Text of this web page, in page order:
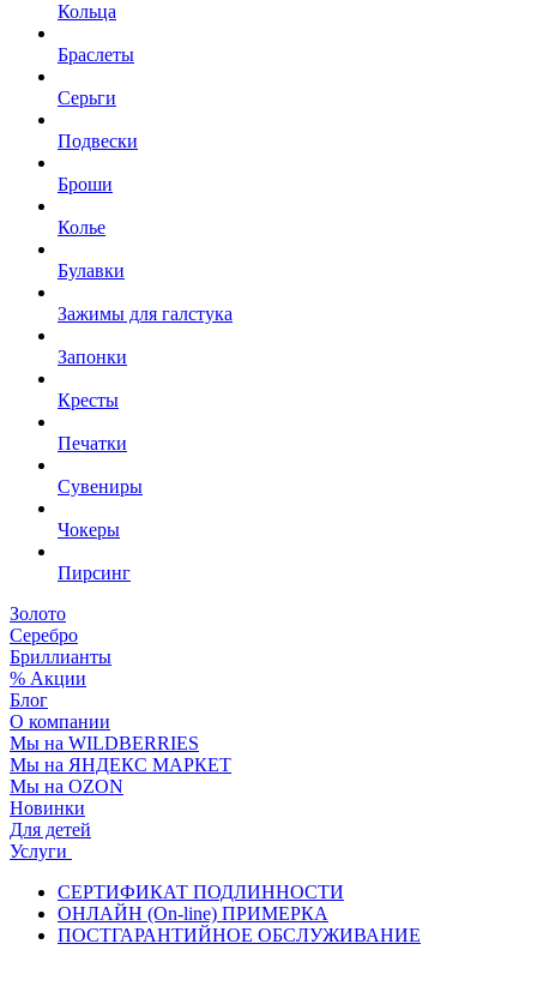
Кольца
Браслеты
Серьги
Подвески
Броши
Колье
Булавки
Зажимы для галстука
Запонки
Кресты
Печатки
Сувениры
Чокеры
Пирсинг
Золото
Серебро
Бриллианты
% Акции
Блог
О компании
Мы на WILDBERRIES
Мы на ЯНДЕКС МАРКЕТ
Мы на OZON
Новинки
Для детей
Услуги
СЕРТИФИКАТ ПОДЛИННОСТИ
ОНЛАЙН (On-line) ПРИМЕРКА
ПОСТГАРАНТИЙНОЕ ОБСЛУЖИВАНИЕ